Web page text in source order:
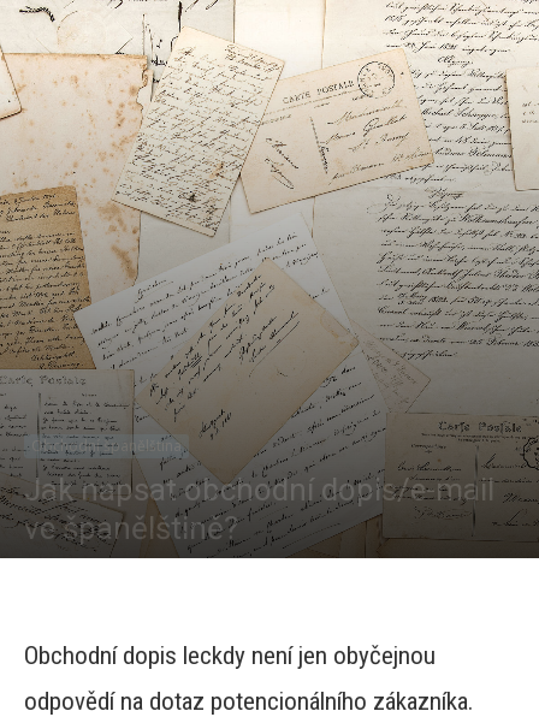
Obchodní španělština
Jak napsat obchodní dopis/e-mail
ve španělštině?
Obchodní dopis leckdy není jen obyčejnou
odpovědí na dotaz potencionálního zákazníka.